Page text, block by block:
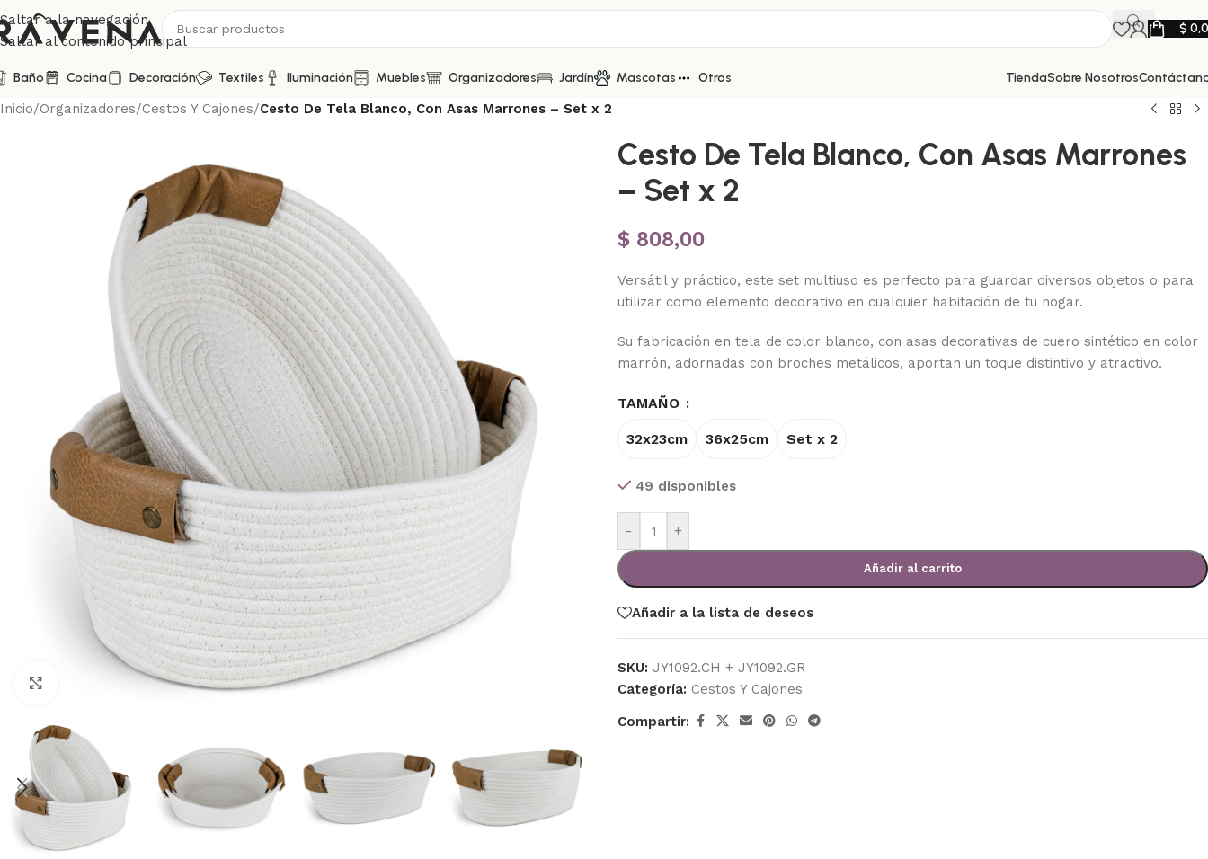
Saltar a la navegación
Saltar al contenido principal
$
Baño Cocina Decoración Textiles Iluminación Muebles Organizadores Jardín Mascotas Otros TiendaSobre Nosotros
Inicio/Organizadores/Cestos Y Cajones/Cesto De Tela Blanco, Con Asas Marrones – Set x 2
Haga clic para ampliar
Cesto De Tela Blanco, Con Asas Marrones
– Set x 2
$ 808,00
Versátil y práctico, este set multiuso es perfecto para guardar diversos objetos o para
utilizar como elemento decorativo en cualquier habitación de tu hogar.
Su fabricación en tela de color blanco, con asas decorativas de cuero sintético en color
marrón, adornadas con broches metálicos, aportan un toque distintivo y atractivo.
TAMAÑO
32x23cm 36x25cm Set x 2
49 disponibles
- +
Añadir al carrito
Añadir a la lista de deseos
SKU: JY1092.CH + JY1092.GR
Categoría: Cestos Y Cajones
Compartir: